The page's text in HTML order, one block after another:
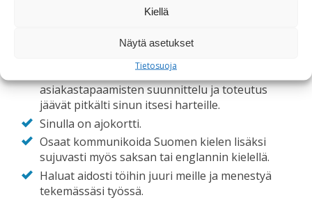
Kiellä
Näytä asetukset
Tietosuoja
Olet tekniseen myyntiin kykenevä henkilö, jolla
höyryn ominaisuuksista ja lauhteen käsittelystä.
Kykenet suunnittelemaan omaa ajankäyttöäsi ja
tekemään reittisuunnittelua tehokkaasti, sillä
asiakastapaamisten suunnittelu ja toteutus
jäävät pitkälti sinun itsesi harteille.
Sinulla on ajokortti.
Osaat kommunikoida Suomen kielen lisäksi
sujuvasti myös saksan tai englannin kielellä.
Haluat aidosti töihin juuri meille ja menestyä
tekemässäsi työssä.